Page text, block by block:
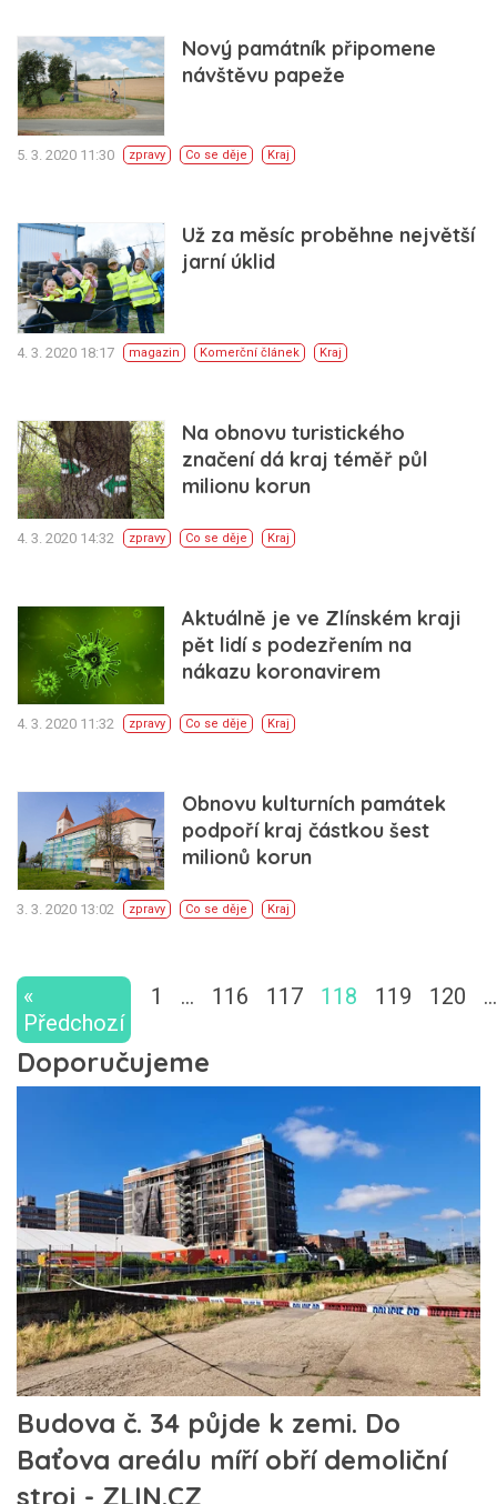
Nový památník připomene
návštěvu papeže
5. 3. 2020 11:30 zpravy Co se děje Kraj
Už za měsíc proběhne největší
jarní úklid
4. 3. 2020 18:17 magazin Komerční článek Kraj
Na obnovu turistického
značení dá kraj téměř půl
milionu korun
4. 3. 2020 14:32 zpravy Co se děje Kraj
Aktuálně je ve Zlínském kraji
pět lidí s podezřením na
nákazu koronavirem
4. 3. 2020 11:32 zpravy Co se děje Kraj
Obnovu kulturních památek
podpoří kraj částkou šest
milionů korun
3. 3. 2020 13:02 zpravy Co se děje Kraj
«
Předchozí
1 … 116 117 118 119 120 …